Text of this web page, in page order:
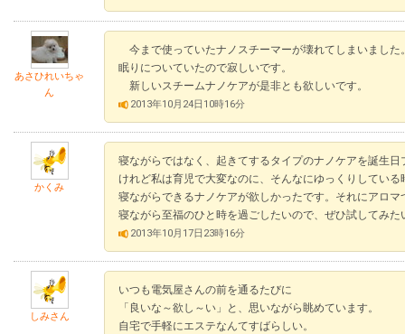
あさひれいちゃ
ん
今まで使っていたナノスチーマーが壊れてしまいまし
眠りについていたので寂しいです。
新しいスチームナノケアが是非とも欲しいです。
2013年10月24日10時16分
かくみ
寝ながらではなく、起きてするタイプのナノケアを誕生
けれど私は育児で大変なのに、そんなにゆっくりしている
寝ながらできるナノケアが欲しかったです。それにアロマ
寝ながら至福のひと時を過ごしたいので、ぜひ試してみた
2013年10月17日23時16分
しみさん
いつも電気屋さんの前を通るたびに
「良いな～欲し～い」と、思いながら眺めています。
自宅で手軽にエステなんてすばらしい。